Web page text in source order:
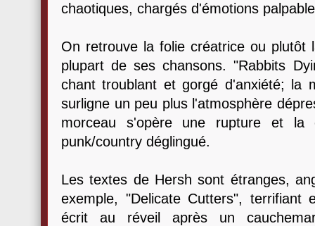
chaotiques, chargés d'émotions
On retrouve la folie créatrice ou plutôt
plupart de ses chansons. "Rabbits
chant troublant et gorgé d'anxiété; la
surligne un peu plus l'atmosphère
morceau s'opère une rupture et la
punk/country déglingué.
Les textes de Hersh sont étranges,
exemple, "Delicate Cutters",
écrit au réveil après un